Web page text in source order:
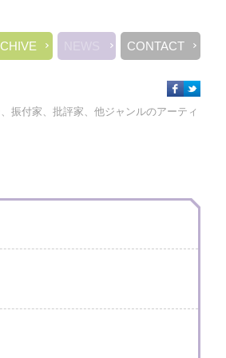
CONTACT
振付家、批評家、他ジャンルのアーティ